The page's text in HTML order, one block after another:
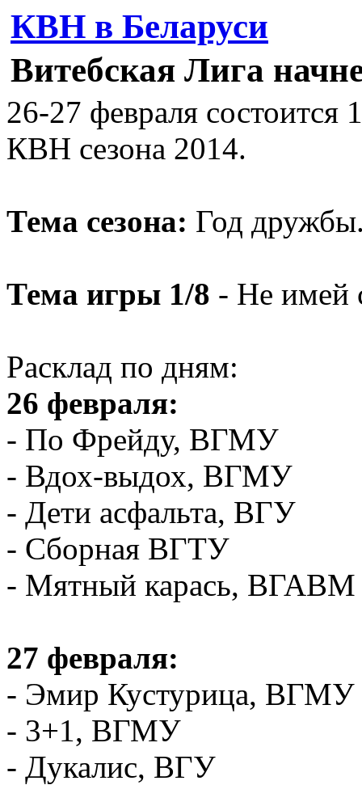
КВН в Беларуси
Витебская Лига
26-27 февраля
КВН сезона 2014.
Тема сезона: Год
Тема игры 1/8 - Не имей
Расклад по дням:
26 февраля:
- По Фрейду, ВГМУ
- Вдох-выдох, ВГМУ
- Дети асфальта, ВГУ
- Сборная ВГТУ
- Мятный карась, ВГАВМ
27 февраля:
- Эмир Кустурица, ВГМУ
- 3+1, ВГМУ
- Дукалис, ВГУ